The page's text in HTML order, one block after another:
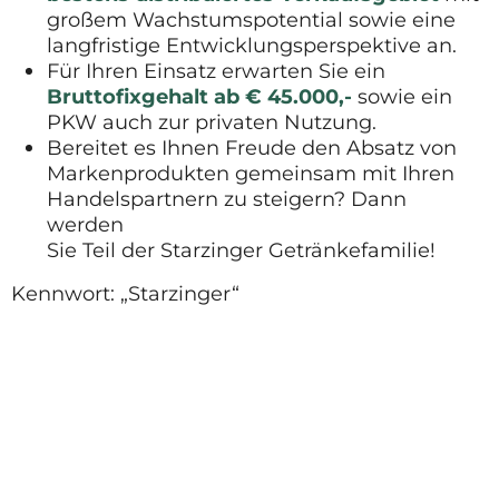
großem Wachstumspotential sowie eine
langfristige Entwicklungsperspektive an.
Für Ihren Einsatz erwarten Sie ein
Bruttofixgehalt ab € 45.000,- sowie ein
PKW auch zur privaten Nutzung.
Bereitet es Ihnen Freude den Absatz von
Markenprodukten gemeinsam mit Ihren
Handelspartnern zu steigern? Dann
werden
Sie Teil der Starzinger Getränkefamilie!
Kennwort: „Starzinger“